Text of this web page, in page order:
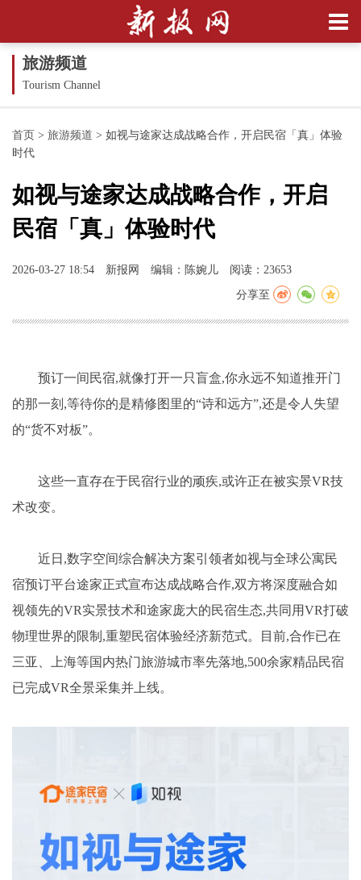
旅游频道
Tourism Channel
首页 > 旅游频道 > 如视与途家达成战略合作，开启民宿「真」体验
时代
如视与途家达成战略合作，开启
民宿「真」体验时代
2026-03-27 18:54 新报网 编辑：陈婉儿 阅读：23653
分享至
预订一间民宿,就像打开一只盲盒,你永远不知道推开门
的那一刻,等待你的是精修图里的“诗和远方”,还是令人失望
的“货不对板”。
这些一直存在于民宿行业的顽疾,或许正在被实景VR技
术改变。
近日,数字空间综合解决方案引领者如视与全球公寓民
宿预订平台途家正式宣布达成战略合作,双方将深度融合如
视领先的VR实景技术和途家庞大的民宿生态,共同用VR打破
物理世界的限制,重塑民宿体验经济新范式。目前,合作已在
三亚、上海等国内热门旅游城市率先落地,500余家精品民宿
已完成VR全景采集并上线。